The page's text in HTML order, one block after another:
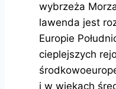
wybrzeża
lawenda jest
Europie
cieplejszych
i w wiekach